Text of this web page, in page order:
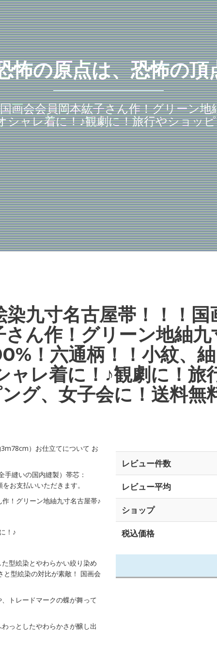
怖の原点は、恐怖の頂
画会会員岡本紘子さん作！グリーン地
シャレ着に！♪観劇に！旅行やショッ
染九寸名古屋帯！！！国
さん作！グリーン地紬九
！六通柄！！小紋、
ャレ着に！♪観劇に！旅
グ、女子会に！送料無
）お仕立てについて お
縫いの国内縫製）帯芯：
お支払いいただきます。
！グリーン地紬九寸名古屋帯♪
！♪
型絵染とやわらかい絞り染め
型絵染の対比が素敵！ 国画会
トレードマークの蝶が舞って
っとしたやわらかさが醸し出
レビュー件数
レビュー平均
ショップ
税込価格